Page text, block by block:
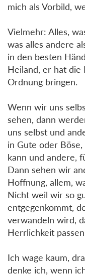
mich als Vorbild,
Vielmehr: Alles,
was alles andere
in den besten
Heiland, er hat die
Ordnung bringen.
Wenn wir uns
sehen, dann
uns selbst und
in Gute oder
kann und andere,
Dann sehen wir
Hoffnung, allem,
Nicht weil wir so
entgegenkommt,
verwandeln wird,
Herrlichkeit
Ich wage kaum,
denke ich, wenn